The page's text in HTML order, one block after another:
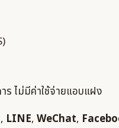
ไม่มีค่าใช้จ่ายแอบแฝง
, LINE,WeChat,